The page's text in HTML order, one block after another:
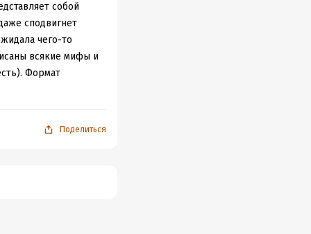
собой
сподвигнет
чего-то
всякие мифы и
Формат
Поделиться